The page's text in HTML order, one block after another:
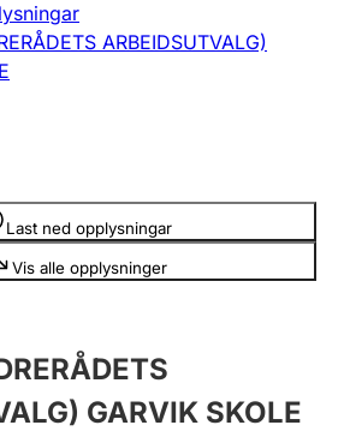
slette
ARBEIDSUTVALG)
Last ned opplysningar
Vis alle opplysninger
GARVIK SKOLE